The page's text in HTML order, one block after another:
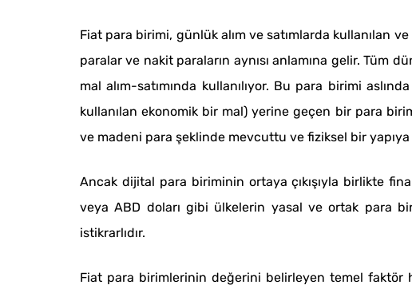
Fiat para birimi, günlük alım ve satımlarda kullanılan
paralar ve nakit paraların aynısı anlamına gelir. Tüm
mal alım-satımında kullanılıyor. Bu para birimi
kullanılan ekonomik bir mal) yerine geçen bir para
ve madeni para şeklinde mevcuttu ve fiziksel bir
Ancak dijital para biriminin ortaya çıkışıyla birlikte
veya ABD doları gibi ülkelerin yasal ve ortak para
istikrarlıdır.
Fiat para birimlerinin değerini belirleyen temel